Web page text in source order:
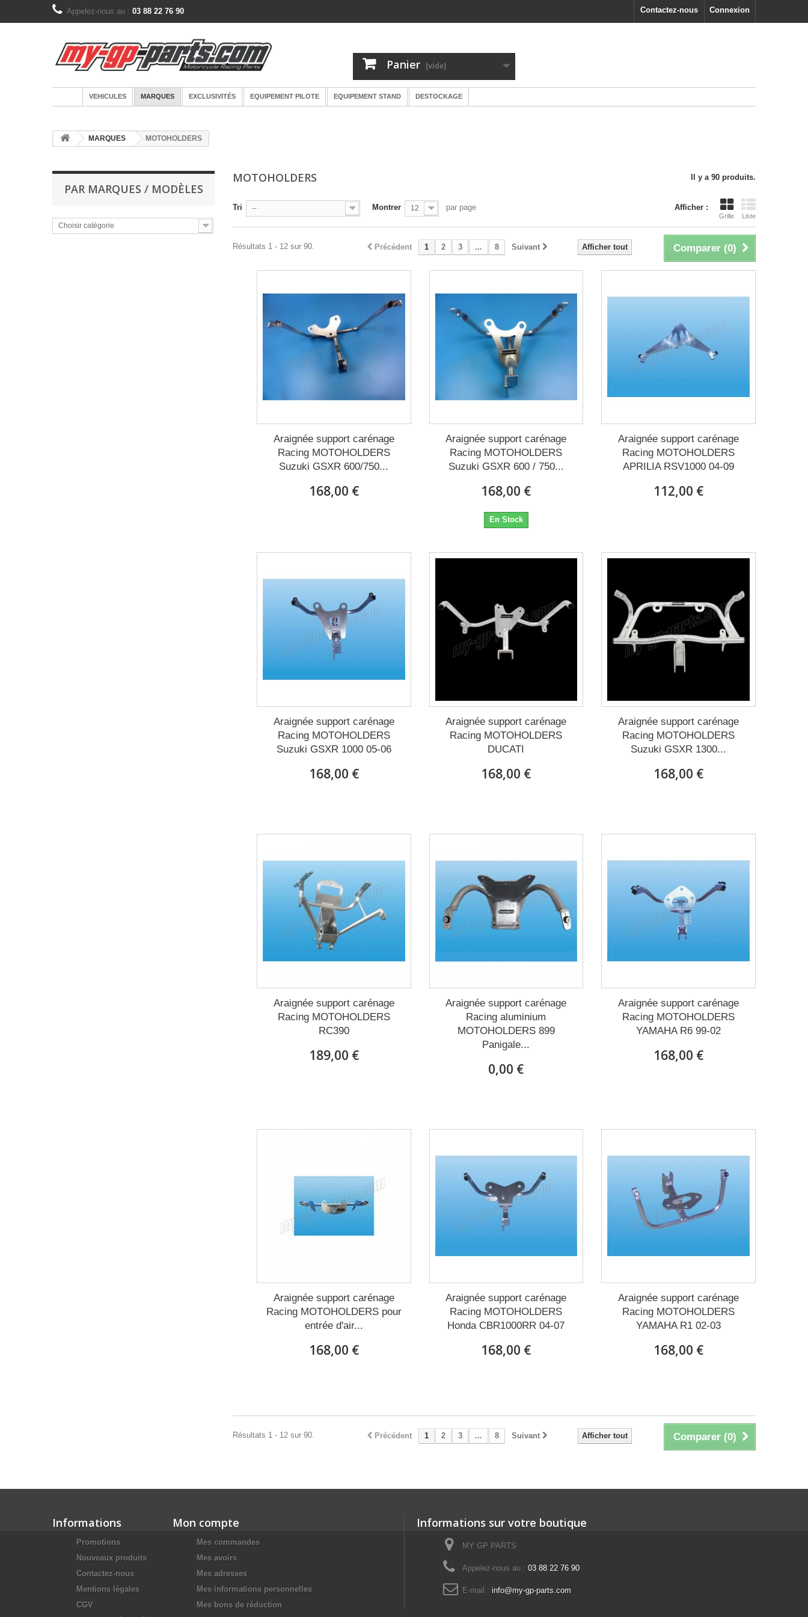
Connexion
Contactez-nous
Appelez-nous au : 03 88 22 76 90
Panier (vide)
VEHICULES MARQUES EXCLUSIVITÉS EQUIPEMENT PILOTE EQUIPEMENT STAND DESTOCKAGE
MARQUES MOTOHOLDERS
PAR MARQUES / MODÈLES
Choisir catégorie
MOTOHOLDERS Il y a 90 produits.
Afficher :
Grille Liste
Tri -- Montrer 12 par page
Comparer (0)
Afficher tout
Précédent 1 2 3 ... 8 Suivant
Résultats 1 - 12 sur 90.
Araignée support carénage
Racing MOTOHOLDERS
Suzuki GSXR 600/750...
168,00 €
Araignée support carénage
Racing MOTOHOLDERS
Suzuki GSXR 600 / 750...
168,00 €
En Stock
Araignée support carénage
Racing MOTOHOLDERS
APRILIA RSV1000 04-09
112,00 €
Araignée support carénage
Racing MOTOHOLDERS
Suzuki GSXR 1000 05-06
168,00 €
Araignée support carénage
Racing MOTOHOLDERS
DUCATI
168,00 €
Araignée support carénage
Racing MOTOHOLDERS
Suzuki GSXR 1300...
168,00 €
Araignée support carénage
Racing MOTOHOLDERS
RC390
189,00 €
Araignée support carénage
Racing aluminium
MOTOHOLDERS 899
Panigale...
0,00 €
Araignée support carénage
Racing MOTOHOLDERS
YAMAHA R6 99-02
168,00 €
Araignée support carénage
Racing MOTOHOLDERS pour
entrée d'air...
168,00 €
Araignée support carénage
Racing MOTOHOLDERS
Honda CBR1000RR 04-07
168,00 €
Araignée support carénage
Racing MOTOHOLDERS
YAMAHA R1 02-03
168,00 €
Comparer (0)
Afficher tout
Précédent 1 2 3 ... 8 Suivant
Résultats 1 - 12 sur 90.
Informations
Promotions
Nouveaux produits
Contactez-nous
Mentions légales
CGV
Mon compte
Mes commandes
Mes avoirs
Mes adresses
Mes informations personnelles
Mes bons de réduction
Informations sur votre boutique
MY GP PARTS
Appelez-nous au : 03 88 22 76 90
E-mail : info@my-gp-parts.com